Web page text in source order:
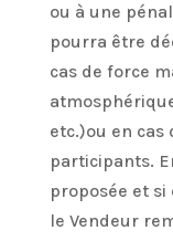
ou à une
pourra être
cas de force
etc.)ou en
participants.
proposée et si
le Vendeur